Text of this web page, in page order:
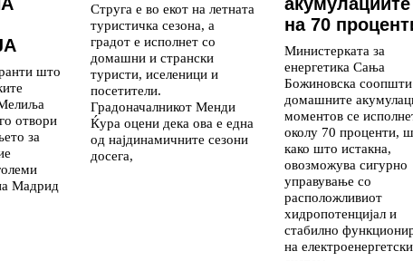
што
отвори
за
Мадрид
Струга е во екот на летната
туристичка сезона, а
градот е исполнет со
домашни и странски
туристи, иселеници и
посетители.
Градоначалникот Менди
Ќура оцени дека ова е една
од најдинамичните сезони
досега,
на 70
Министерката за
енергетика Сања
Божиновска соопшти
домашните
моментов се
околу 70 проценти,
како што истакна,
овозможува сигурно
управување со
расположливиот
хидропотенцијал и
стабилно
на